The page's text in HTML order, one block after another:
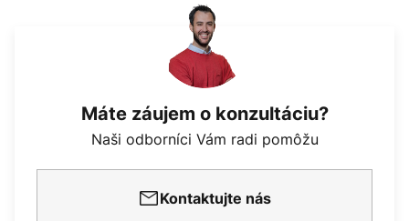
Máte záujem o konzultáciu?
Naši odborníci Vám radi pomôžu
Kontaktujte nás